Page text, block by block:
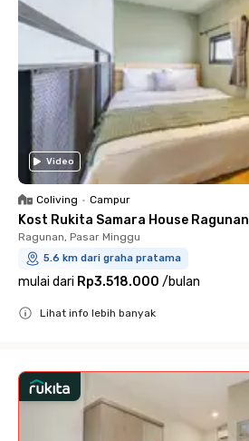
Video
Coliving • Campur
Kost Rukita Samara House Ragunan
Ragunan, Pasar Minggu
5.6 km dari graha pratama
mulai dari Rp3.518.000 /bulan
Lihat info lebih banyak